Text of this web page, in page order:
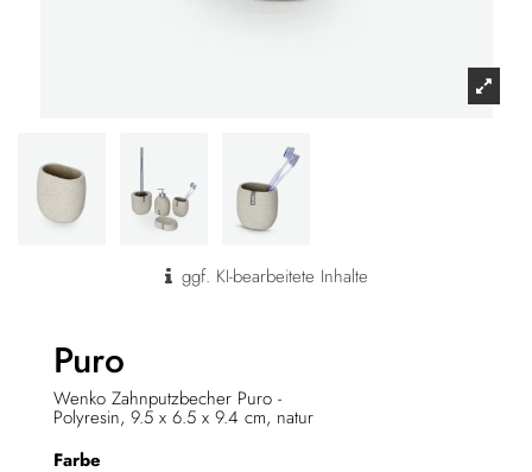
ggf. KI-bearbeitete Inhalte
Puro
Wenko Zahnputzbecher Puro -
Polyresin, 9.5 x 6.5 x 9.4 cm, natur
Farbe